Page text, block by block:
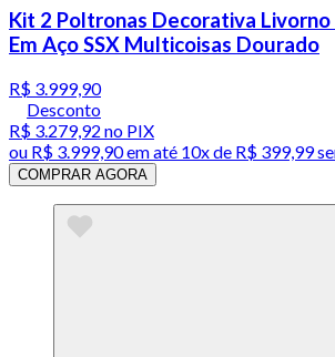
Kit 2 Poltronas Decorativa Livorno
Em Aço SSX Multicoisas Dourado
R$ 3.999,90
Desconto
R$ 3.279,92 no PIX
ou R$ 3.999,90em até 10x de R$ 399,99
COMPRAR AGORA